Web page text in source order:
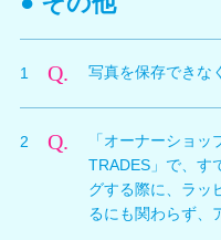
なお、アップデー
ンライン環境をお
1 Q. 写真を保存できな
ゲーム機本体の上
きなくなります。
ステムソフトウェ
ョット）を削除し
2 Q.
「オーナーショッ
TRADES」で、す
グする際に、ラッ
るにも関わらず、